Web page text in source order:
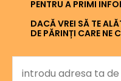
PENTRU A PRIMI
DACĂ VREI SĂ TE
DE PĂRINȚI CARE NE